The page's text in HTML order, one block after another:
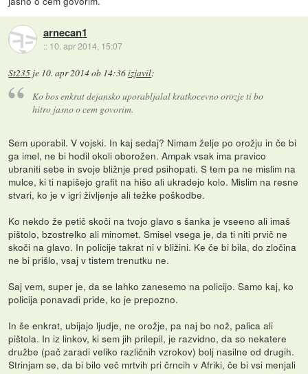
arnecan1
:: 10. apr 2014, 15:07
St235 je 10. apr 2014 ob 14:36izjavil:
Ko bos enkrat dejansko uporabljalal kratkocevno orozje ti bo
hitro jasno o cem govorim.
Sem uporabil. V vojski. In kaj sedaj? Nimam želje po orožju in če bi
ga imel, ne bi hodil okoli oborožen. Ampak vsak ima pravico
ubraniti sebe in svoje bližnje pred psihopati. S tem pa ne mislim na
mulce, ki ti napišejo grafit na hišo ali ukradejo kolo. Mislim na resne
stvari, ko je v igri življenje ali težke poškodbe.
Ko nekdo že petič skoči na tvojo glavo s šanka je vseeno ali imaš
pištolo, bzostrelko ali minomet. Smisel vsega je, da ti niti prvič ne
skoči na glavo. In policije takrat ni v bližini. Ke če bi bila, do zločina
ne bi prišlo, vsaj v tistem trenutku ne.
Saj vem, super je, da se lahko zanesemo na policijo. Samo kaj, ko
policija ponavadi pride, ko je prepozno.
In še enkrat, ubijajo ljudje, ne orožje, pa naj bo nož, palica ali
pištola. In iz linkov, ki sem jih prilepil, je razvidno, da so nekatere
družbe (pač zaradi veliko različnih vzrokov) bolj nasilne od drugih.
Strinjam se, da bi bilo več mrtvih pri črncih v Afriki, če bi vsi menjali